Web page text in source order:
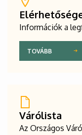
Információk a
TOVÁBB
Várólista
Az Országos